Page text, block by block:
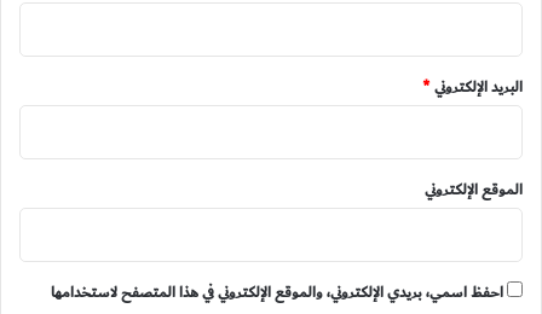
البريد الإلكتروني*
الموقع الإلكتروني
احفظ اسمي، بريدي الإلكتروني، والموقع الإلكتروني في هذا المتصفح لاستخدامها